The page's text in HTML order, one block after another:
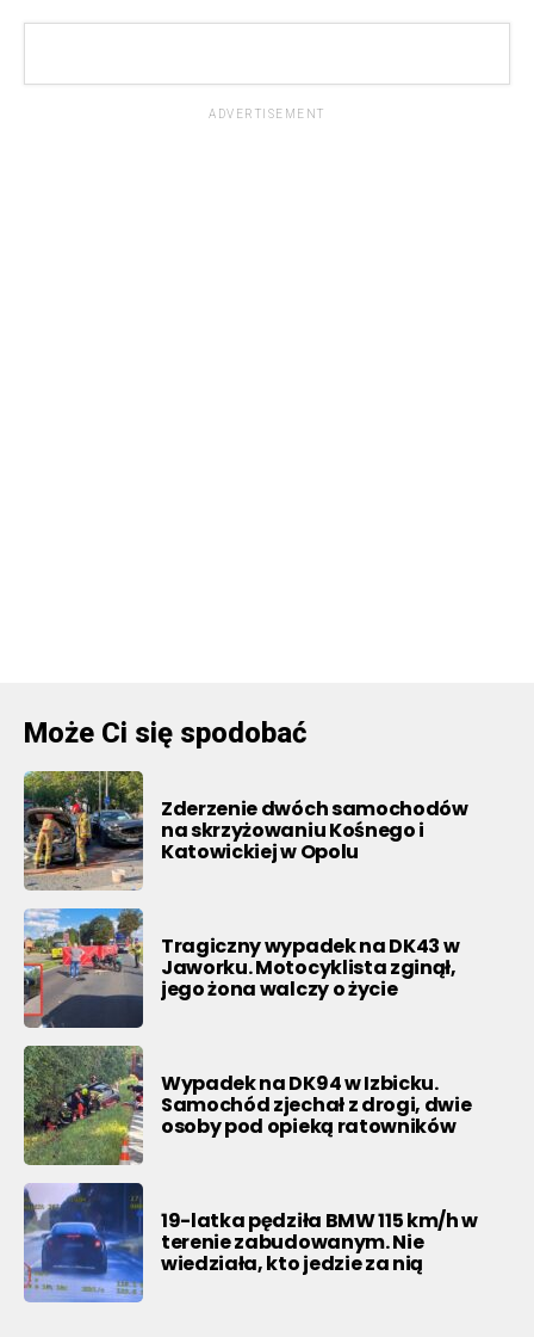
ADVERTISEMENT
Może Ci się spodobać
Zderzenie dwóch samochodów
na skrzyżowaniu Kośnego i
Katowickiej w Opolu
Tragiczny wypadek na DK43 w
Jaworku. Motocyklista zginął,
jego żona walczy o życie
Wypadek na DK94 w Izbicku.
Samochód zjechał z drogi, dwie
osoby pod opieką ratowników
19-latka pędziła BMW 115 km/h w
terenie zabudowanym. Nie
wiedziała, kto jedzie za nią